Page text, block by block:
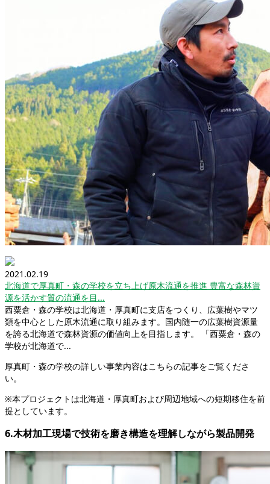
2021.02.19
北海道で厚真町・森の学校を立ち上げ原木流通を推進 豊富な森林資
源を活かす質の流通を目...
西粟倉・森の学校は北海道・厚真町に支店をつくり、広葉樹やマツ
類を中心とした原木流通に取り組みます。国内随一の広葉樹資源量
を誇る北海道で森林資源の価値向上を目指します。 「西粟倉・森の
学校が北海道で...
厚真町・森の学校の詳しい事業内容はこちらの記事をご覧くださ
い。
※本プロジェクトは北海道・厚真町および周辺地域への短期移住を前
提としています。
6.木材加工現場で技術を磨き構造を理解しながら製品開発